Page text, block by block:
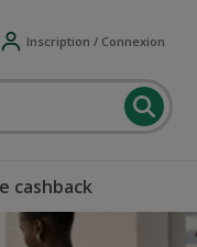
Inscription / Connexion
cashback